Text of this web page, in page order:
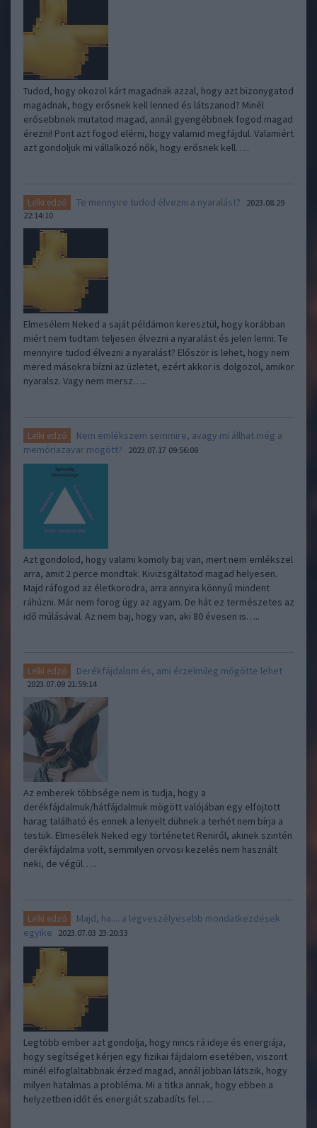
Tudod, hogy okozol kárt magadnak azzal, hogy azt bizonygatod
magadnak, hogy erősnek kell lenned és látszanod? Minél
erősebbnek mutatod magad, annál gyengébbnek fogod magad
érezni! Pont azt fogod elérni, hogy valamid megfájdul. Valamiért
azt gondoljuk mi vállalkozó nők, hogy erősnek kell…..
Lelki edző Te mennyire tudod élvezni a nyaralást?
2023.08.29
22:14:10
Elmesélem Neked a saját példámon keresztül, hogy korábban
miért nem tudtam teljesen élvezni a nyaralást és jelen lenni. Te
mennyire tudod élvezni a nyaralást? Először is lehet, hogy nem
mered másokra bízni az üzletet, ezért akkor is dolgozol, amikor
nyaralsz. Vagy nem mersz…..
Lelki edző
Nem emlékszem semmire, avagy mi állhat még a
memóriazavar mögött?
2023.07.17 09:56:08
Azt gondolod, hogy valami komoly baj van, mert nem emlékszel
arra, amit 2 perce mondtak. Kivizsgáltatod magad helyesen.
Majd ráfogod az életkorodra, arra annyira könnyű mindent
ráhúzni. Már nem forog úgy az agyam. De hát ez természetes az
idő múlásával. Az nem baj, hogy van, aki 80 évesen is…..
Lelki edző Derékfájdalom és, ami érzelmileg mögötte lehet
2023.07.09 21:59:14
Az emberek többsége nem is tudja, hogy a
derékfájdalmuk/hátfájdalmuk mögött valójában egy elfojtott
harag található és ennek a lenyelt dühnek a terhét nem bírja a
testük. Elmesélek Neked egy történetet Reniről, akinek szintén
derékfájdalma volt, semmilyen orvosi kezelés nem használt
neki, de végül…..
Lelki edző
Majd, ha.... a legveszélyesebb mondatkezdések
egyike
2023.07.03 23:20:33
Legtöbb ember azt gondolja, hogy nincs rá ideje és energiája,
hogy segítséget kérjen egy fizikai fájdalom esetében, viszont
minél elfoglaltabbnak érzed magad, annál jobban látszik, hogy
milyen hatalmas a probléma. Mi a titka annak, hogy ebben a
helyzetben időt és energiát szabadíts fel…..